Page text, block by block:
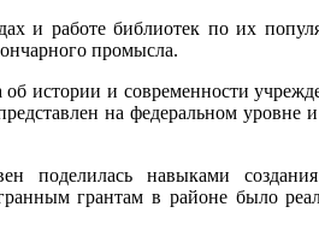
и работе библиотек по их
промысла.
истории и современности
на федеральном уровне и
поделилась навыками
грантам в районе было